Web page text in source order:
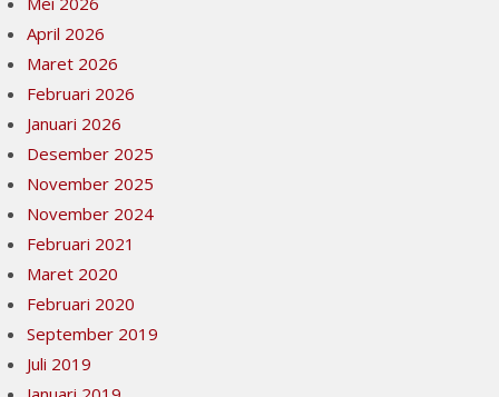
April 2026
Maret 2026
Februari 2026
Januari 2026
Desember 2025
November 2025
November 2024
Februari 2021
Maret 2020
Februari 2020
September 2019
Juli 2019